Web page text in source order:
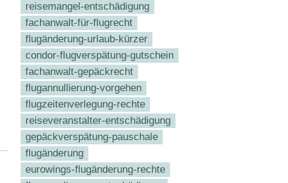
reisemangel-entschädigung
fachanwalt-für-flugrecht
flugänderung-urlaub-kürzer
condor-flugverspätung-gutschein
fachanwalt-gepäckrecht
flugannullierung-vorgehen
flugzeitenverlegung-rechte
reiseveranstalter-entschädigung
gepäckverspätung-pauschale
flugänderung
eurowings-flugänderung-rechte